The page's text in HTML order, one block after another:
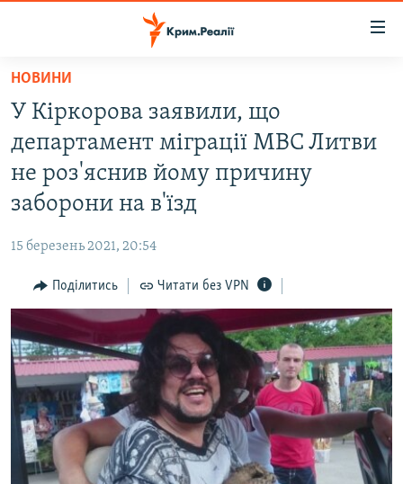
Перейти
основного
матеріалу
Перейти
до
основної
Перейти
пошуку
ВОДА.КРИМ
ВІДЕО ТА ФОТО
ПОЛІТИКА
ПОГЛЯД
ІНТЕРВ'Ю
ВСЕ ЗА ДЕНЬ
СПЕЦПРОЕКТИ
ДЕПОРТАЦІЯ
ВІДЕОУРОКИ «ELIFBE»
СВІДЧЕННЯ ОКУПАЦІЇ
ЯК ОБІЙТИ БЛОКУВАННЯ
Русский
Qırımtatar
НОВИНИ
У Кіркорова заявили, що
департамент міграції МВС Литви
не роз'яснив йому причину
заборони на в'їзд
15 березень 2021, 20:54
Поділитись Читати без VPN